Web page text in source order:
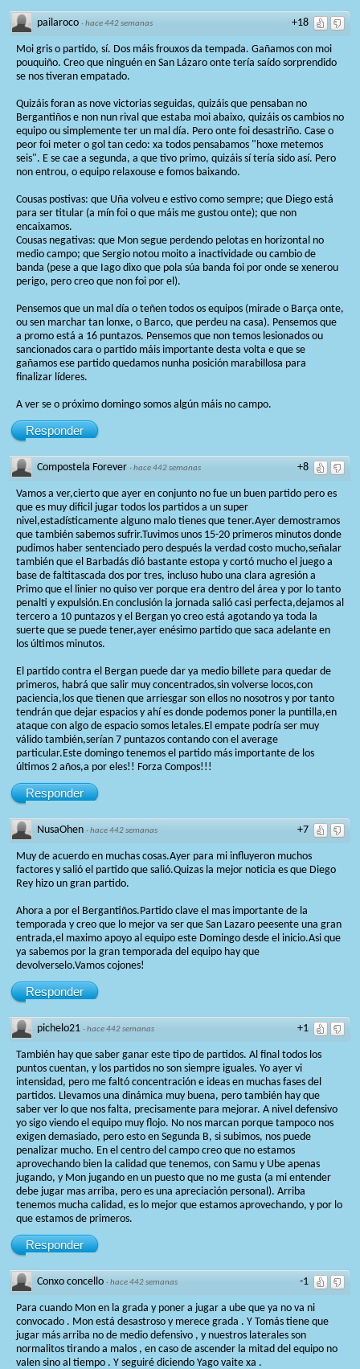
+18
pailaroco ·hace 442 semanas
Moi gris o partido, sí. Dos máis frouxos da tempada. Gañamos con moi
pouquiño. Creo que ninguén en San Lázaro onte tería saído sorprendido
se nos tiveran empatado.
Quizáis foran as nove victorias seguidas, quizáis que pensaban no
Bergantiños e non nun rival que estaba moi abaixo, quizáis os cambios no
equipo ou simplemente ter un mal día. Pero onte foi desastriño. Case o
peor foi meter o gol tan cedo: xa todos pensabamos "hoxe metemos
seis". E se cae a segunda, a que tivo primo, quizáis sí tería sido así. Pero
non entrou, o equipo relaxouse e fomos baixando.
Cousas postivas: que Uña volveu e estivo como sempre; que Diego está
para ser titular (a mín foi o que máis me gustou onte); que non
encaixamos.
Cousas negativas: que Mon segue perdendo pelotas en horizontal no
medio campo; que Sergio notou moito a inactividade ou cambio de
banda (pese a que Iago dixo que pola súa banda foi por onde se xenerou
perigo, pero creo que non foi por el).
Pensemos que un mal día o teñen todos os equipos (mirade o Barça onte,
ou sen marchar tan lonxe, o Barco, que perdeu na casa). Pensemos que
a promo está a 16 puntazos. Pensemos que non temos lesionados ou
sancionados cara o partido máis importante desta volta e que se
gañamos ese partido quedamos nunha posición marabillosa para
finalizar líderes.
A ver se o próximo domingo somos algún máis no campo.
Responder
+8
Compostela Forever ·hace 442 semanas
Vamos a ver,cierto que ayer en conjunto no fue un buen partido pero es
que es muy dificil jugar todos los partidos a un super
nivel,estadísticamente alguno malo tienes que tener.Ayer demostramos
que también sabemos sufrir.Tuvimos unos 15-20 primeros minutos donde
pudimos haber sentenciado pero después la verdad costo mucho,señalar
también que el Barbadás dió bastante estopa y cortó mucho el juego a
base de faltitascada dos por tres, incluso hubo una clara agresión a
Primo que el linier no quiso ver porque era dentro del área y por lo tanto
penalti y expulsión.En conclusión la jornada salió casi perfecta,dejamos al
tercero a 10 puntazos y el Bergan yo creo está agotando ya toda la
suerte que se puede tener,ayer enésimo partido que saca adelante en
los últimos minutos.
El partido contra el Bergan puede dar ya medio billete para quedar de
primeros, habrá que salir muy concentrados,sin volverse locos,con
paciencia,los que tienen que arriesgar son ellos no nosotros y por tanto
tendrán que dejar espacios y ahí es donde podemos poner la puntilla,en
ataque con algo de espacio somos letales.El empate podría ser muy
válido también,serían 7 puntazos contando con el average
particular.Este domingo tenemos el partido más importante de los
últimos 2 años,a por eles!! Forza Compos!!!
Responder
+7
NusaOhen ·hace 442 semanas
Muy de acuerdo en muchas cosas.Ayer para mi influyeron muchos
factores y salió el partido que salió.Quizas la mejor noticia es que Diego
Rey hizo un gran partido.
Ahora a por el Bergantiños.Partido clave el mas importante de la
temporada y creo que lo mejor va ser que San Lazaro peesente una gran
entrada,el maximo apoyo al equipo este Domingo desde el inicio.Asi que
ya sabemos por la gran temporada del equipo hay que
devolverselo.Vamos cojones!
Responder
+1
pichelo21 ·hace 442 semanas
También hay que saber ganar este tipo de partidos. Al final todos los
puntos cuentan, y los partidos no son siempre iguales. Yo ayer vi
intensidad, pero me faltó concentración e ideas en muchas fases del
partidos. Llevamos una dinámica muy buena, pero también hay que
saber ver lo que nos falta, precisamente para mejorar. A nivel defensivo
yo sigo viendo el equipo muy flojo. No nos marcan porque tampoco nos
exigen demasiado, pero esto en Segunda B, si subimos, nos puede
penalizar mucho. En el centro del campo creo que no estamos
aprovechando bien la calidad que tenemos, con Samu y Ube apenas
jugando, y Mon jugando en un puesto que no me gusta (a mi entender
debe jugar mas arriba, pero es una apreciación personal). Arriba
tenemos mucha calidad, es lo mejor que estamos aprovechando, y por lo
que estamos de primeros.
Responder
-1
Conxo concello ·hace 442 semanas
Para cuando Mon en la grada y poner a jugar a ube que ya no va ni
convocado . Mon está desastroso y merece grada . Y Tomás tiene que
jugar más arriba no de medio defensivo , y nuestros laterales son
normalitos tirando a malos , en caso de ascender la mitad del equipo no
valen sino al tiempo . Y seguiré diciendo Yago vaite xa .